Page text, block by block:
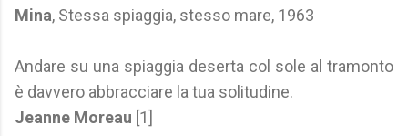
Mina, Stessa spiaggia, stesso mare, 1963
Andare su una spiaggia deserta col sole al tramonto
è davvero abbracciare la tua solitudine.
Jeanne Moreau [1]